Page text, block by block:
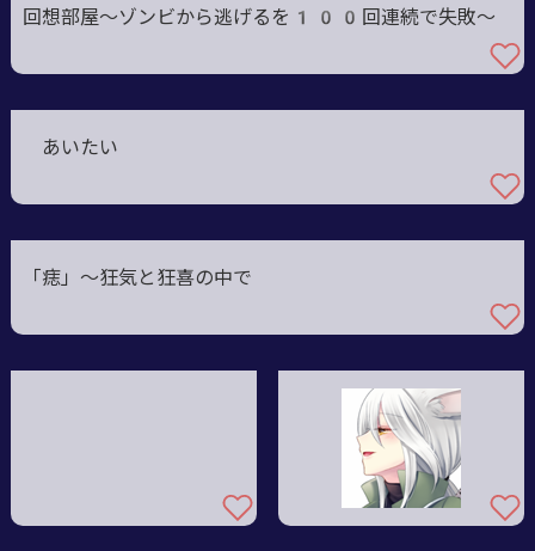
回想部屋～ゾンビから逃げるを100回連続で失敗～
あいたい
「痣」～狂気と狂喜の中で